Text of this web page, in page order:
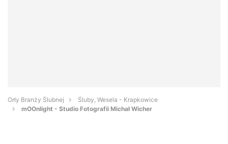
Orły Branży Ślubnej
Śluby, Wesela - Krapkowice
mOOnlight - Studio Fotografii Michał Wicher